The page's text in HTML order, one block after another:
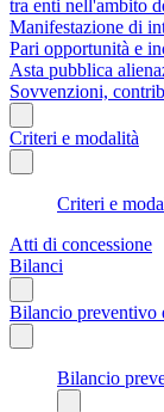
tra enti nell'ambito
Manifestazione di
Pari opportunità e
Asta pubblica
Sovvenzioni,
Criteri e modalità
Criteri e
Atti di concessione
Bilanci
Bilancio preventivo
Bilancio